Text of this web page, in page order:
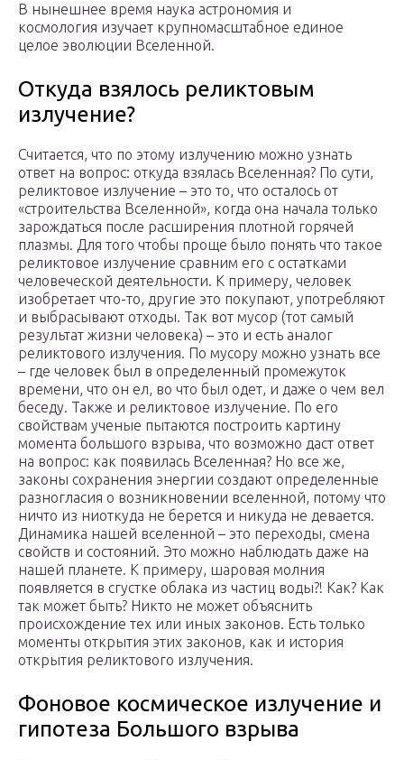
В нынешнее время наука астрономия и
космология изучает крупномасштабное единое
целое эволюции Вселенной.
Откуда взялось реликтовым
излучение?
Считается, что по этому излучению можно узнать
ответ на вопрос: откуда взялась Вселенная? По сути,
реликтовое излучение – это то, что осталось от
«строительства Вселенной», когда она начала только
зарождаться после расширения плотной горячей
плазмы. Для того чтобы проще было понять что такое
реликтовое излучение сравним его с остатками
человеческой деятельности. К примеру, человек
изобретает что-то, другие это покупают, употребляют
и выбрасывают отходы. Так вот мусор (тот самый
результат жизни человека) – это и есть аналог
реликтового излучения. По мусору можно узнать все
– где человек был в определенный промежуток
времени, что он ел, во что был одет, и даже о чем вел
беседу. Также и реликтовое излучение. По его
свойствам ученые пытаются построить картину
момента большого взрыва, что возможно даст ответ
на вопрос: как появилась Вселенная? Но все же,
законы сохранения энергии создают определенные
разногласия о возникновении вселенной, потому что
ничто из ниоткуда не берется и никуда не девается.
Динамика нашей вселенной – это переходы, смена
свойств и состояний. Это можно наблюдать даже на
нашей планете. К примеру, шаровая молния
появляется в сгустке облака из частиц воды?! Как? Как
так может быть? Никто не может объяснить
происхождение тех или иных законов. Есть только
моменты открытия этих законов, как и история
открытия реликтового излучения.
Фоновое космическое излучение и
гипотеза Большого взрыва